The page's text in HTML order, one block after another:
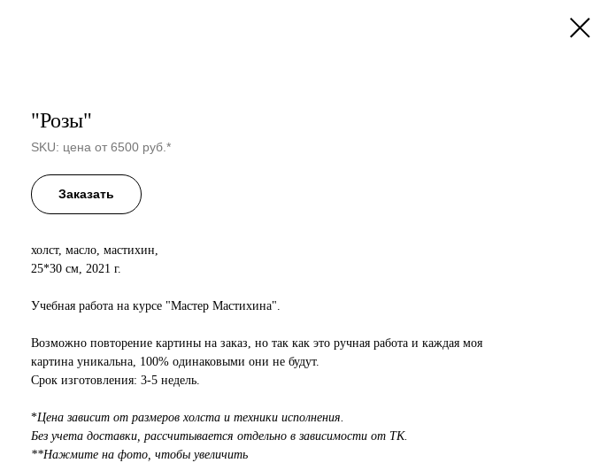
"Розы"
SKU: цена от 6500 руб.*
Заказать
холст, масло, мастихин,
25*30 см, 2021 г.
Учебная работа на курсе "Мастер Мастихина".
Возможно повторение картины на заказ, но так как это ручная работа и каждая моя
картина уникальна, 100% одинаковыми они не будут.
Срок изготовления: 3-5 недель.
*Цена зависит от размеров холста и техники исполнения.
Без учета доставки, рассчитывается отдельно в зависимости от ТК.
**Нажмите на фото, чтобы увеличить